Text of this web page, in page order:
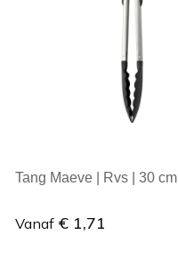
Tang Maeve | Rvs | 30 cm
Vanaf € 1,71